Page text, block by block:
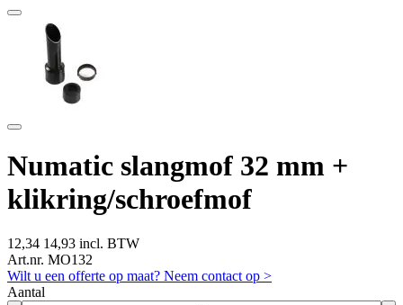
Numatic slangmof 32 mm +
klikring/schroefmof
12,34 14,93 incl. BTW
Art.nr. MO132
Wilt u een offerte op maat? Neem contact op >
Aantal